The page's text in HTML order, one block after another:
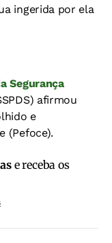
ingerida por ela
Segurança
afirmou
e
(Pefoce).
e receba os